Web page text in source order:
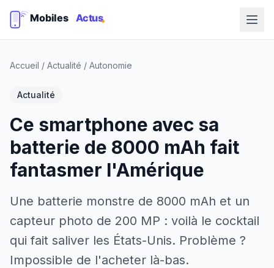
Accueil / Actualité / Autonomie
Actualité
Ce smartphone avec sa
batterie de 8000 mAh fait
fantasmer l'Amérique
Une batterie monstre de 8000 mAh et un
capteur photo de 200 MP : voilà le cocktail
qui fait saliver les États-Unis. Problème ?
Impossible de l'acheter là-bas.